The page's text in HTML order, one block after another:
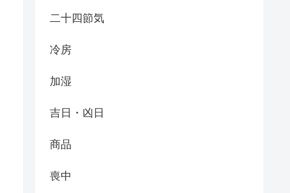
二十四節気
冷房
加湿
吉日・凶日
商品
喪中